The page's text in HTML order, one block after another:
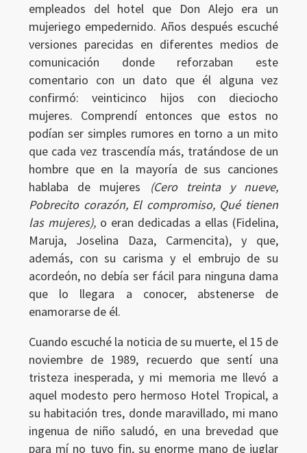
empleados del hotel que Don Alejo era un
mujeriego empedernido. Años después escuché
versiones parecidas en diferentes medios de
comunicación donde reforzaban este
comentario con un dato que él alguna vez
confirmó: veinticinco hijos con dieciocho
mujeres. Comprendí entonces que estos no
podían ser simples rumores en torno a un mito
que cada vez trascendía más, tratándose de un
hombre que en la mayoría de sus canciones
hablaba de mujeres
(Cero treinta y nueve,
Pobrecito corazón, El compromiso, Qué tienen
las mujeres),o eran dedicadas a ellas (Fidelina,
Maruja, Joselina Daza, Carmencita), y que,
además, con su carisma y el embrujo de su
acordeón, no debía ser fácil para ninguna dama
que lo llegara a conocer, abstenerse de
enamorarse de él.
Cuando escuché la noticia de su muerte, el 15 de
noviembre de 1989, recuerdo que sentí una
tristeza inesperada, y mi memoria me llevó a
aquel modesto pero hermoso Hotel Tropical, a
su habitación tres, donde maravillado, mi mano
ingenua de niño saludó, en una brevedad que
para mí no tuvo fin, su enorme mano de juglar